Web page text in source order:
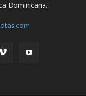
Dominicana.